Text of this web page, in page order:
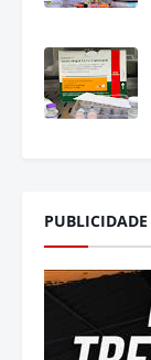
PUBLICIDADE